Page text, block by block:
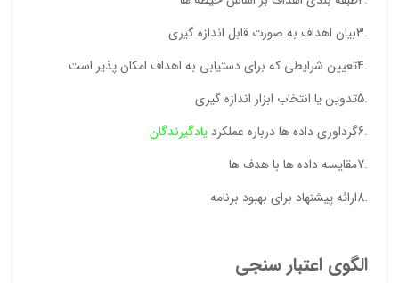
.3بیان اهداف به صورت قابل اندازه گیری
.4تعیین شرایطی که برای دستیابی به اهداف امکان پذیر است
.5تدوین یا انتخاب ابزار اندازه گیری
.6گرداوری داده ها درباره عملکرد
یادگیرندگان
.7مقایسه داده ها با هدف ها
.8ارائه پیشنهاد برای بهبود برنامه
الگوی اعتبار سنجی